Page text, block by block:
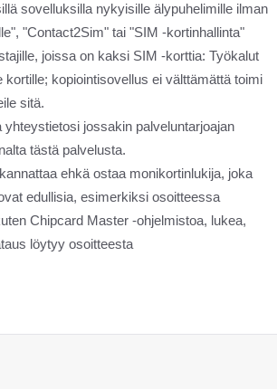
sovelluksilla nykyisille älypuhelimille ilman
"Contact2Sim" tai "SIM -kortinhallinta"
joissa on kaksi SIM -korttia: Työkalut
kopiointisovellus ei välttämättä toimi
sitä.
jossakin palveluntarjoajan
tästä palvelusta.
ehkä ostaa monikortinlukija, joka
edullisia, esimerkiksi osoitteessa
Chipcard Master -ohjelmistoa, lukea,
löytyy osoitteesta